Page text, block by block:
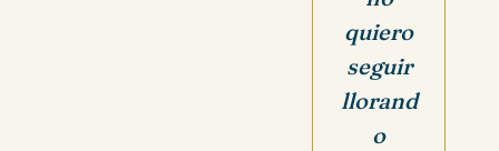
quiero
seguir
llorand
o